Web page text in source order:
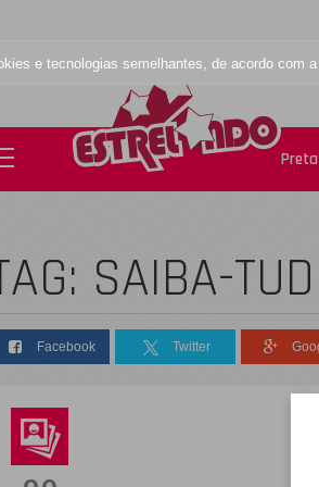
e tecnologias semelhantes, de acordo com
SAIBA-
Facebook Twitter